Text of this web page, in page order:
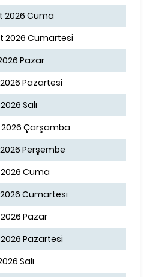
2026 Cuma
2026 Cumartesi
Pazar
Pazartesi
Salı
Çarşamba
Perşembe
Cuma
Cumartesi
Pazar
Pazartesi
Salı